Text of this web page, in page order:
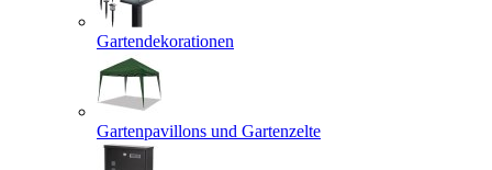
Gartendekorationen
Gartenpavillons und Gartenzelte